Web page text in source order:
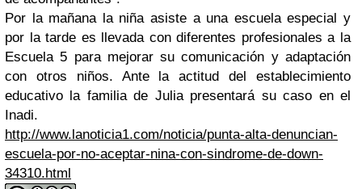
Por la mañana la niña asiste a una escuela especial y
por la tarde es llevada con diferentes profesionales a la
Escuela 5 para mejorar su comunicación y adaptación
con otros niños. Ante la actitud del establecimiento
educativo la familia de Julia presentará su caso en el
Inadi.
http://www.lanoticia1.com/noticia/punta-alta-denuncian-
escuela-por-no-aceptar-nina-con-sindrome-de-down-
34310.html